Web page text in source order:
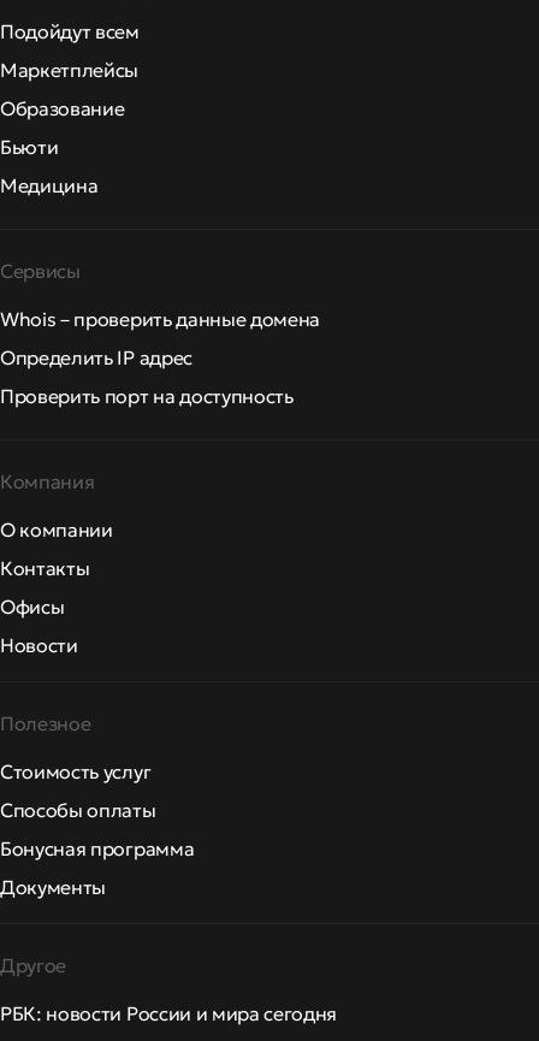
Подойдут всем
Маркетплейсы
Образование
Бьюти
Медицина
Сервисы
Whois – проверить данные домена
Определить IP адрес
Проверить порт на доступность
Компания
О компании
Контакты
Офисы
Новости
Полезное
Стоимость услуг
Способы оплаты
Бонусная программа
Документы
Другое
РБК: новости России и мира сегодня